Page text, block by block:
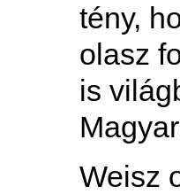
tény,
olasz
is
Weisz